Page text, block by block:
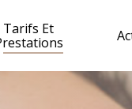
Tarifs Et